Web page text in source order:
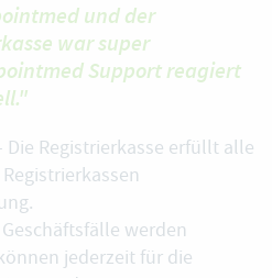
und der
war super
Support reagiert
Die Registrierkasse erfüllt alle
werden
jederzeit für die